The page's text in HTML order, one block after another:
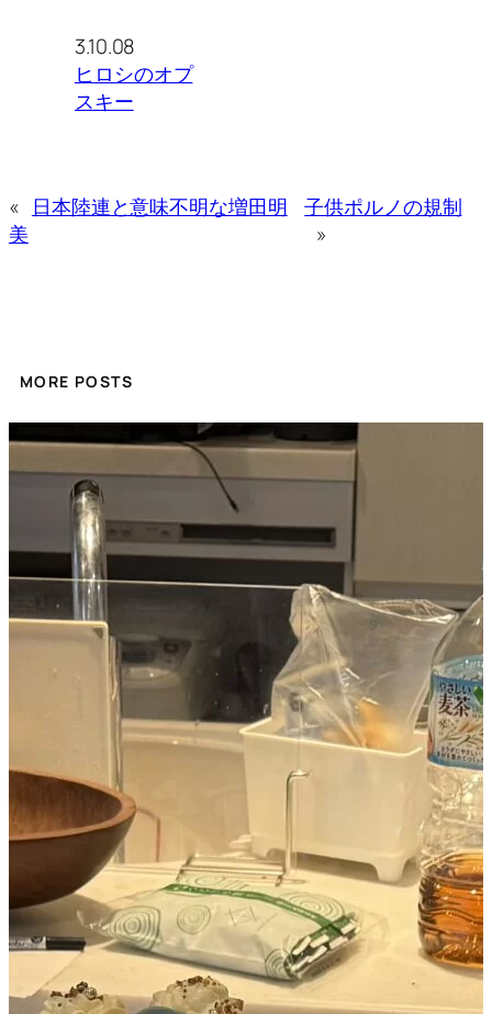
3.10.08
ヒロシのオプ
スキー
« 日本陸連と意味不明な増田明
美
子供ポルノの規制
»
MORE POSTS